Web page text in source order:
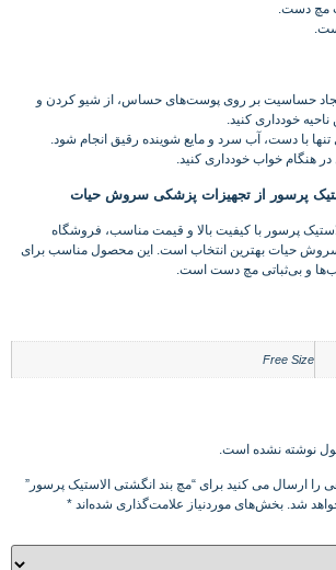
مچ دست.
حساسیت بر روی پوست‌های حساس، از شیو کردن و
خودداری کنید.
با دست، آب سرد و مایع شوینده رقیق انجام شود.
هنگام خواب خودداری کنید.
پرسور از تجهیزات پزشکی سروش حیات
پرسور با کیفیت بالا و قیمت مناسب، فروشگاه
سروش حیات بهترین انتخاب است. این محصول مناسب برای
و بی‌ثباتی مچ دست است.
Free Size
نوشته نشده است.
را ارسال می کنید برای “مچ بند انگشتی الاستیک پرسور”
شد. بخش‌های موردنیاز علامت‌گذاری شده‌اند *